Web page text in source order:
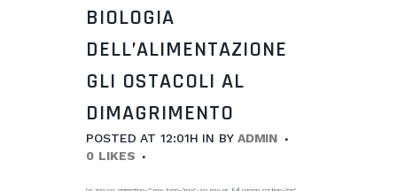
BIOLOGIA
DELL’ALIMENTAZIONE
GLI OSTACOLI AL
DIMAGRIMENTO
POSTED AT 12:01H IN BY ADMIN
0 LIKES